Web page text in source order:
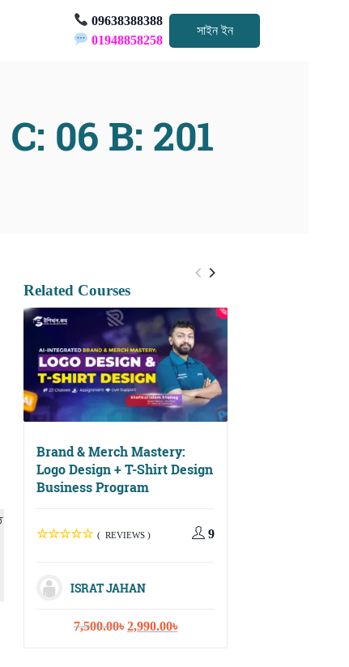
09638388388
01948858258
সাইন ইন
06 B: 201
Related Courses
Brand & Merch Mastery:
Logo Design + T-Shirt Design
Business Program
( REVIEWS ) 9
ISRAT JAHAN
7,500.00৳ Original
2,990.00৳Current